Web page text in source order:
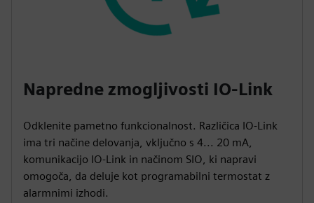
Napredne zmogljivosti IO-Link
Odklenite pametno funkcionalnost. Različica IO-Link
ima tri načine delovanja, vključno s 4... 20 mA,
komunikacijo IO-Link in načinom SIO, ki napravi
omogoča, da deluje kot programabilni termostat z
alarmnimi izhodi.